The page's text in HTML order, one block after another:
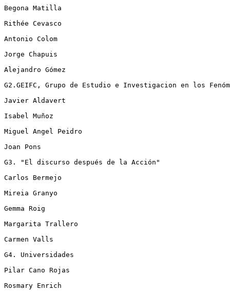
Begona Matilla
Rithée Cevasco
Antonio Colom
Jorge Chapuis
Alejandro Gómez
G2.GEIFC, Grupo de Estudio e Investigacion en los
Javier Aldavert
Isabel Muñoz
Miguel Angel Peidro
Joan Pons
G3. "El discurso después de la Acción"
Carlos Bermejo
Mireia Granyo
Gemma Roig
Margarita Trallero
Carmen Valls
G4. Universidades
Pilar Cano Rojas
Rosmary Enrich